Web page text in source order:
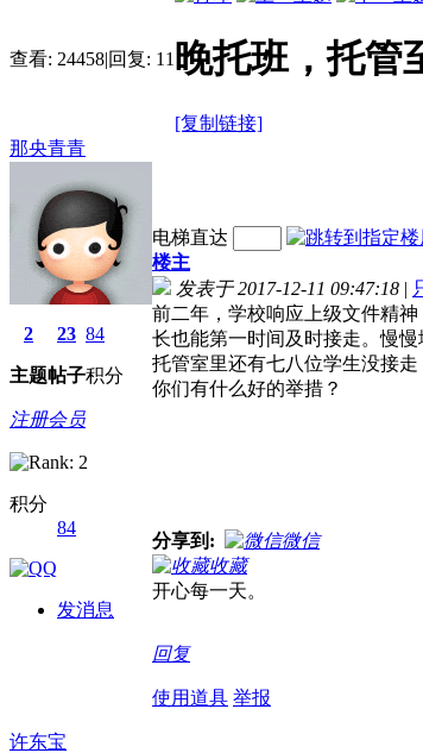
查看: 24458|回复: 11 晚托班，托管
[复制链接]
那央青青
2
主题
23
帖子
84
积分
注册会员
积分
84
发消息
电梯直达
楼主
发表于 2017-12-11 09:47:18 |
前二年，学校响应上级文件精
长也能第一时间及时接走。慢
托管室里还有七八位学生没接
你们有什么好的举措？
分享到:
微信
收藏
开心每一天。
回复
使用道具 举报
许东宝